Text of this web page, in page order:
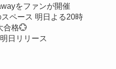
をファンが開催
ペース 明日よる20時
合格💮
日リリース